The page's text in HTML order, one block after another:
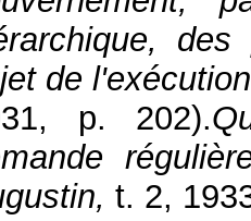
de
, p. 202).
t. 2,